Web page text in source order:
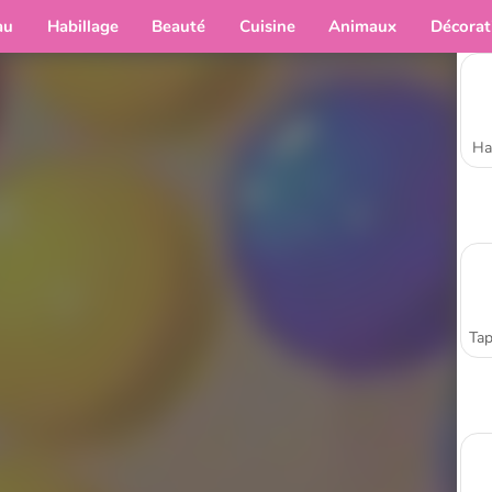
Habillage Beauté Cuisine Animaux